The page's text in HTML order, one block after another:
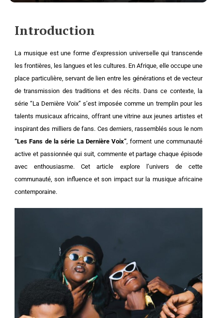
Introduction
La musique est une forme d’expression universelle qui transcende
les frontières, les langues et les cultures. En Afrique, elle occupe une
place particulière, servant de lien entre les générations et de vecteur
de transmission des traditions et des récits. Dans ce contexte, la
série “La Dernière Voix” s’est imposée comme un tremplin pour les
talents musicaux africains, offrant une vitrine aux jeunes artistes et
inspirant des milliers de fans. Ces derniers, rassemblés sous le nom
“Les Fans de la série La Dernière Voix”, forment une communauté
active et passionnée qui suit, commente et partage chaque épisode
avec enthousiasme. Cet article explore l’univers de cette
communauté, son influence et son impact sur la musique africaine
contemporaine.